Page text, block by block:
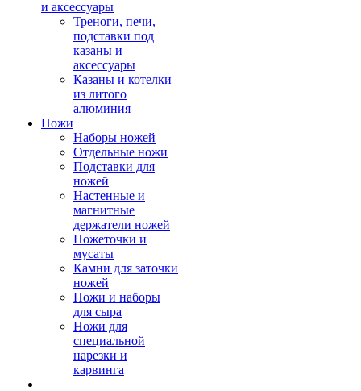
и аксессуары
Треноги, печи,
подставки под
казаны и
аксессуары
Казаны и котелки
из литого
алюминия
Ножи
Наборы ножей
Отдельные ножи
Подставки для
ножей
Настенные и
магнитные
держатели ножей
Ножеточки и
мусаты
Камни для заточки
ножей
Ножи и наборы
для сыра
Ножи для
специальной
нарезки и
карвинга